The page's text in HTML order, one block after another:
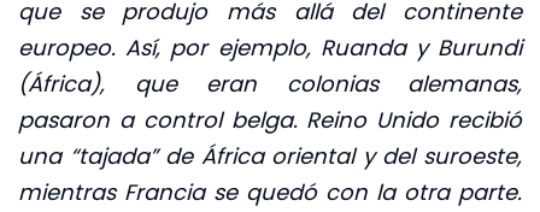
que se produjo más allá del continente
europeo. Así, por ejemplo, Ruanda y Burundi
(África), que eran colonias alemanas,
pasaron a control belga. Reino Unido recibió
una “tajada” de África oriental y del suroeste,
mientras Francia se quedó con la otra parte.